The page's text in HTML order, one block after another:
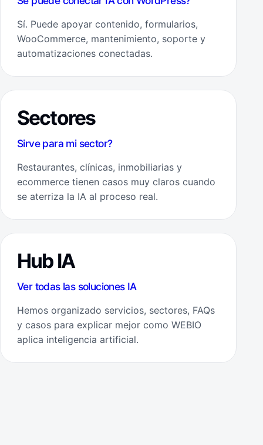
Sí. Puede apoyar contenido, formularios,
WooCommerce, mantenimiento, soporte y
automatizaciones conectadas.
Sectores
Sirve para mi sector?
Restaurantes, clínicas, inmobiliarias y
ecommerce tienen casos muy claros cuando
se aterriza la IA al proceso real.
Hub IA
Ver todas las soluciones IA
Hemos organizado servicios, sectores, FAQs
y casos para explicar mejor como WEBIO
aplica inteligencia artificial.